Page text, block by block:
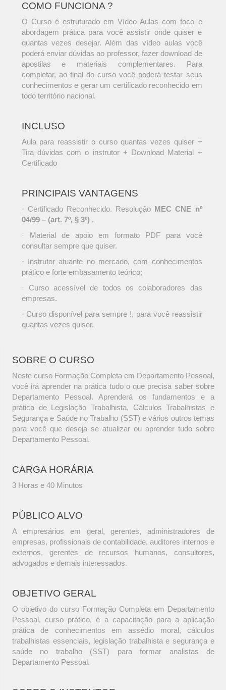
COMO FUNCIONA ?
O Curso é estruturado em Vídeo Aulas com foco e
abordagem prática para você assistir onde quiser e
quantas vezes desejar. Além das vídeo aulas você
poderá enviar dúvidas ao professor, fazer download de
apostilas e materiais complementares. Para
completar, ao final do curso você poderá testar seus
conhecimentos e gerar um certificado reconhecido em
todo território nacional.
INCLUSO
Aula para reassistir o curso quantas vezes quiser +
Tira dúvidas com o instrutor + Download Material +
Certificado
PRINCIPAIS VANTAGENS
· Certificado Reconhecido. Resolução MEC CNE nº
04/99 – (art. 7º, § 3º) .
· Material de apoio em formato PDF para você
consultar sempre que quiser.
· Instrutor atuante no mercado, com conhecimentos
prático e forte embasamento teórico;
· Curso acessível de todos os colaboradores das
empresas.
· Curso disponível para sempre !, para você reassistir
quantas vezes quiser.
SOBRE O CURSO
Neste curso Formação Completa em Departamento Pessoal,
você irá aprender na prática tudo o que precisa saber sobre
Departamento Pessoal. Aprenderá os fundamentos e a
prática de Legislação Trabalhista, Cálculos Trabalhistas e
Segurança e Saúde no Trabalho (SST) e vários outros temas
para você que deseja se atualizar ou aprender tudo sobre
Departamento Pessoal.
CARGA HORÁRIA
3 Horas e 40 Minutos
PÚBLICO ALVO
A empresários em geral, gerentes, administradores de
empresas, profissionais de contabilidade, auditores internos e
externos, gerentes de recursos humanos, consultores,
advogados e demais interessados.
OBJETIVO GERAL
O objetivo do curso Formação Completa em Departamento
Pessoal, curso prático, é a capacitação para a aplicação
prática de conhecimentos em assédio moral, cálculos
trabalhistas essenciais, legislação trabalhista e segurança e
saúde no trabalho (SST) para formar analistas de
Departamento Pessoal.